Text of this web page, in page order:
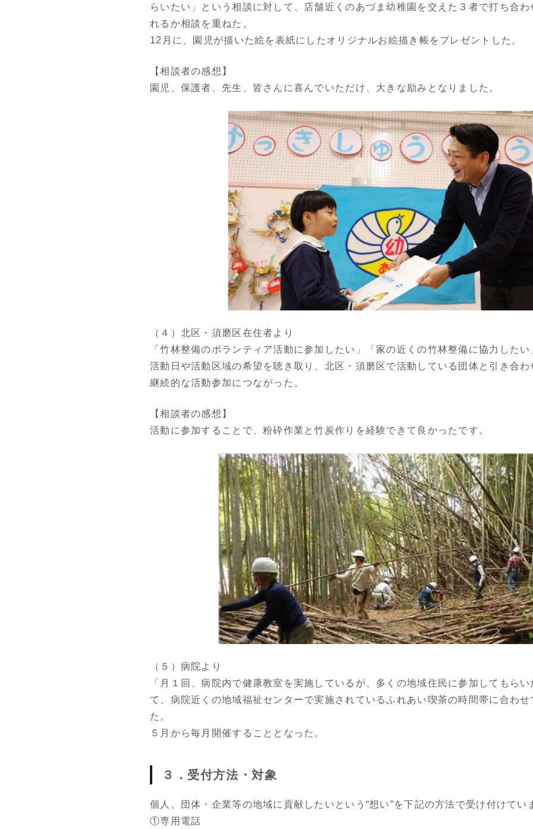
らいたい」という相談に対して、店舗近くのあづま幼稚園を交えた３者で打ち合
れるか相談を重ねた。
12月に、園児が描いた絵を表紙にしたオリジナルお絵描き帳をプレゼントした。
【相談者の感想】
園児、保護者、先生、皆さんに喜んでいただけ、大きな励みとなりました。
（４）北区・須磨区在住者より
「竹林整備のボランティア活動に参加したい」「家の近くの竹林整備に協力した
活動日や活動区域の希望を聴き取り、北区・須磨区で活動している団体と引き合
継続的な活動参加につながった。
【相談者の感想】
活動に参加することで、粉砕作業と竹炭作りを経験できて良かったです。
（５）病院より
「月１回、病院内で健康教室を実施しているが、多くの地域住民に参加してもら
て、病院近くの地域福祉センターで実施されているふれあい喫茶の時間帯に合わ
た。
５月から毎月開催することとなった。
３．受付方法・対象
個人、団体・企業等の地域に貢献したいという“想い”を下記の方法で受け付けてい
①専用電話